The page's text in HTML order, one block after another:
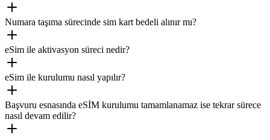
Numara taşıma sürecinde sim kart bedeli alınır mı?
eSim ile aktivasyon süreci nedir?
eSim ile kurulumu nasıl yapılır?
Başvuru esnasında eSİM kurulumu tamamlanamaz ise tekrar sürece
nasıl devam edilir?